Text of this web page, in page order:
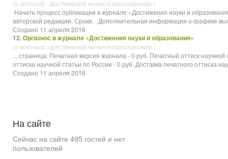
(О ЖУРНАЛЕ «ДОСТИЖЕНИЯ НАУКИ И ОБРАЗОВАНИЯ»)
Начать процесс публикации в журнале «Достижения науки и
авторской редакции. Сроки. . Дополнительная информация о графике
Создано 11 апреля 2016
12.Оргвзнос в журнале «Достижения науки и образования»
(О ЖУРНАЛЕ «ДОСТИЖЕНИЯ НАУКИ И ОБРАЗОВАНИЯ»)
... страница. Печатная версия журнала - 0 руб. Печатный оттиск научной
оттиска научной статьи по России - 0 руб. Доставка печатного оттиска
Создано 11 апреля 2016
На сайте
Сейчас на сайте 495 гостей и нет
пользователей